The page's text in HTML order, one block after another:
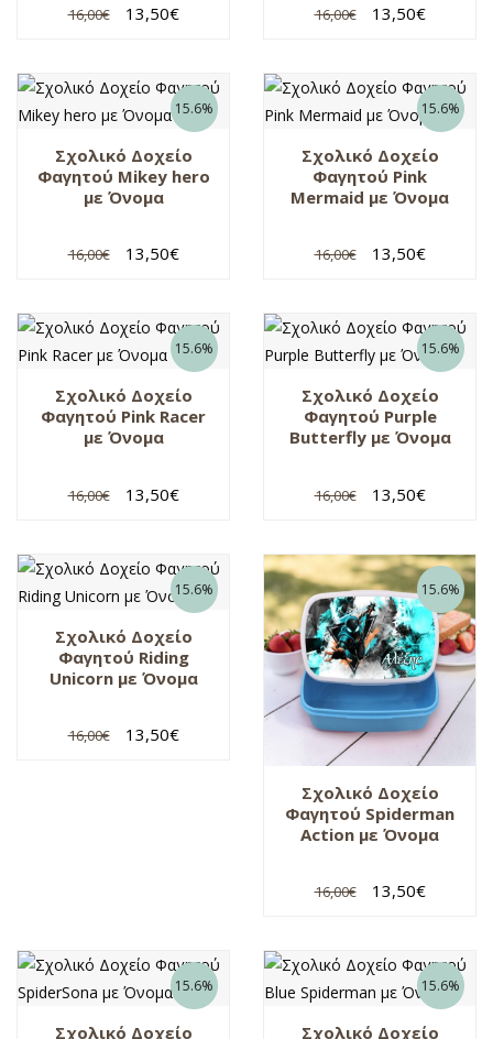
16,00€ 13,50€ 16,00€ 13,50€
15.6%
Σχολικό Δοχείο
Φαγητού Mikey hero
με Όνομα
16,00€ 13,50€
15.6%
Σχολικό Δοχείο
Φαγητού Pink
Mermaid με Όνομα
16,00€ 13,50€
15.6%
Σχολικό Δοχείο
Φαγητού Pink Racer
με Όνομα
16,00€ 13,50€
15.6%
Σχολικό Δοχείο
Φαγητού Purple
Butterfly με Όνομα
16,00€ 13,50€
15.6%
Σχολικό Δοχείο
Φαγητού Riding
Unicorn με Όνομα
16,00€ 13,50€
15.6%
Σχολικό Δοχείο
Φαγητού Spiderman
Action με Όνομα
16,00€ 13,50€
15.6%
Σχολικό Δοχείο
15.6%
Σχολικό Δοχείο